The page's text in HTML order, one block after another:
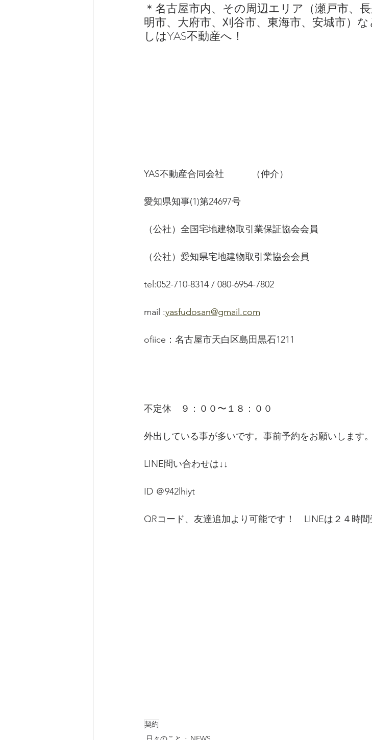
＊名古屋市内、その周辺エリア（瀬戸市、
明市、大府市、刈谷市、東海市、安城市）
しはYAS不動産へ！
YAS不動産合同会社　　　（仲介）
愛知県知事(1)第24697号
（公社）全国宅地建物取引業保証協会会員
（公社）愛知県宅地建物取引業協会会員
tel:052-710-8314 / 080-6954-7802
mail :yasfudosan@gmail.com
ofiice：名古屋市天白区島田黒石1211
不定休　９：００〜１８：００
外出している事が多いです。事前予約をお願いします。
LINE問い合わせは↓↓
ID ＠942lhiyt
QRコード、友達追加より可能です！　LINEは２４時間
契約